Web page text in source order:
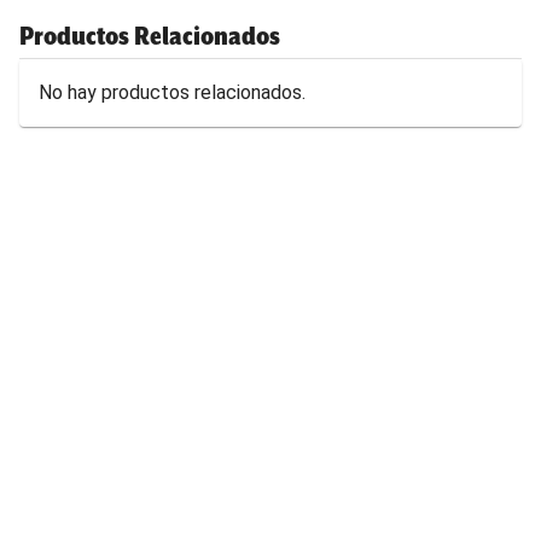
Productos Relacionados
No hay productos relacionados.